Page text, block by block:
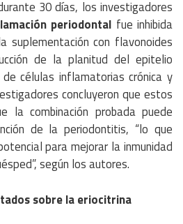
30 días, los investigadores
periodontal fue inhibida
suplementación con flavonoides
de la planitud del epitelio
células inflamatorias crónica y
concluyeron que estos
la combinación probada puede
de la periodontitis, “lo que
para mejorar la inmunidad
según los autores.
sobre la eriocitrina